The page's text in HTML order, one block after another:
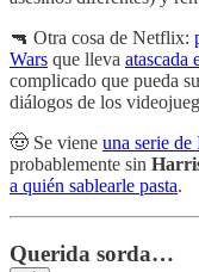
🔫 Otra cosa de Netflix:
Wars que lleva atascada
complicado que pueda
diálogos de los
🤠 Se viene una serie
probablemente sin
a quién sablearle pasta.
Querida sorda…